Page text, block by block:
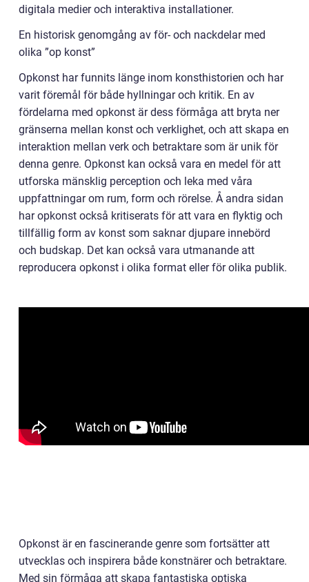
digitala medier och interaktiva installationer.
En historisk genomgång av för- och nackdelar med
olika ”op konst”
Opkonst har funnits länge inom konsthistorien och har
varit föremål för både hyllningar och kritik. En av
fördelarna med opkonst är dess förmåga att bryta ner
gränserna mellan konst och verklighet, och att skapa en
interaktion mellan verk och betraktare som är unik för
denna genre. Opkonst kan också vara en medel för att
utforska mänsklig perception och leka med våra
uppfattningar om rum, form och rörelse. Å andra sidan
har opkonst också kritiserats för att vara en flyktig och
tillfällig form av konst som saknar djupare innebörd
och budskap. Det kan också vara utmanande att
reproducera opkonst i olika format eller för olika publik.
Opkonst är en fascinerande genre som fortsätter att
utvecklas och inspirera både konstnärer och betraktare.
Med sin förmåga att skapa fantastiska optiska